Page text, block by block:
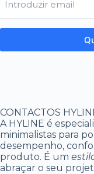
CONTACTOS
A HYLINE é
minimalistas para
desempenho,
produto. É um
abraçar o seu